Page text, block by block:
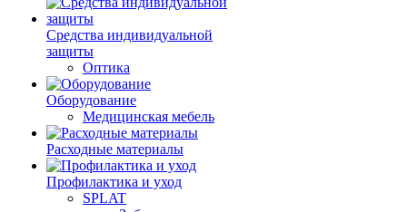
Средства индивидуальной
защиты
Оптика
Оборудование
Медицинская мебель
Расходные материалы
Профилактика и уход
SPLAT